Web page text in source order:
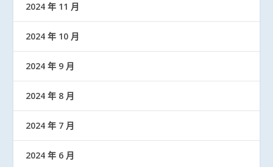
2024 年 11 月
2024 年 10 月
2024 年 9 月
2024 年 8 月
2024 年 7 月
2024 年 6 月